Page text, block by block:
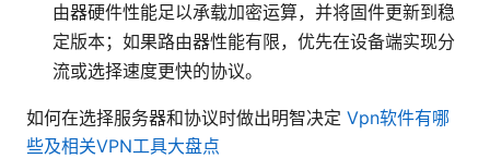
由器硬件性能足以承载加密运算，并将固件更新到稳
定版本；如果路由器性能有限，优先在设备端实现分
流或选择速度更快的协议。
如何在选择服务器和协议时做出明智决定 Vpn软件有哪
些及相关VPN工具大盘点